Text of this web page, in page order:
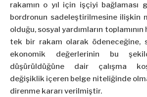
rakamın o yıl için işçiyi bağlaması
bordronun sadeleştirilmesine ilişkin
olduğu, sosyal yardımların toplamının
tek bir rakam olarak ödeneceğine,
ekonomik değerlerinin bu
düşürüldüğüne dair çalışma
değişiklik içeren belge niteliğinde
direnme kararı verilmiştir.